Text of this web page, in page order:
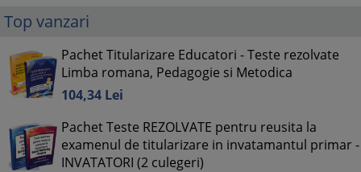
Top vanzari
Pachet Titularizare Educatori - Teste rezolvate
Limba romana, Pedagogie si Metodica
104,34 Lei
Pachet Teste REZOLVATE pentru reusita la
examenul de titularizare in invatamantul primar -
INVATATORI (2 culegeri)